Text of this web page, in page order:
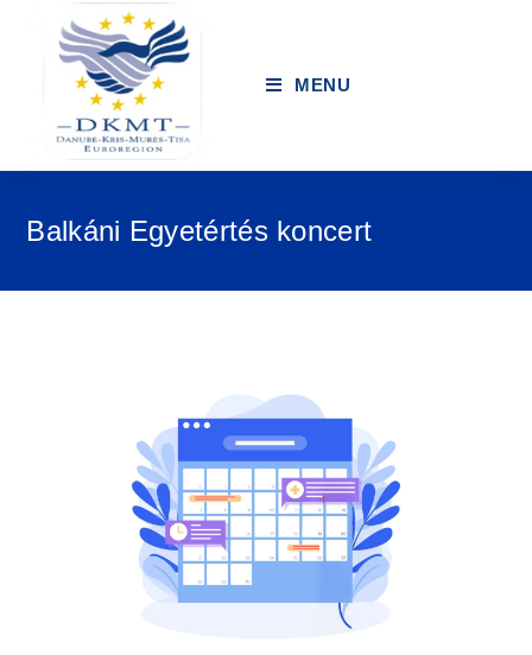
MENU
Balkáni Egyetértés koncert